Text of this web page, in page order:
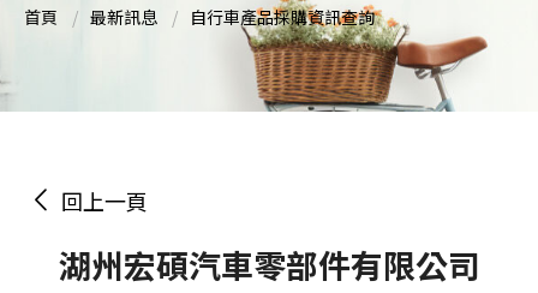
首頁 最新訊息 自行車產品採購資訊查詢
回上一頁
湖州宏碩汽車零部件有限公司